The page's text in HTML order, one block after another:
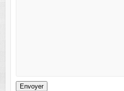
Envoyer